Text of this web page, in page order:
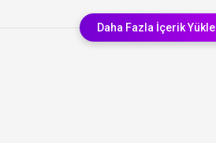
Daha Fazla İçerik Yükle